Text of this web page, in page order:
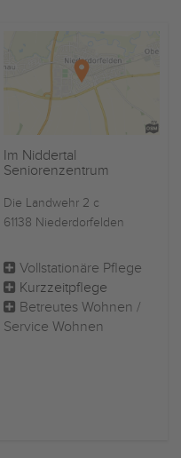
Im Niddertal
Seniorenzentrum
Die Landwehr 2 c
61138 Niederdorfelden
Vollstationäre Pflege
Kurzzeitpflege
Betreutes Wohnen /
Service Wohnen